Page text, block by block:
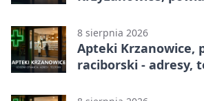
8 sierpnia 2026
Apteki Krzanowice,
raciborski - adresy,